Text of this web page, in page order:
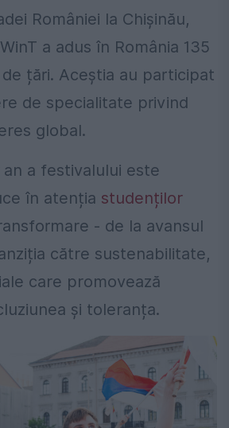
României la Chișinău,
a adus în România 135
țări. Aceștia au participat
de specialitate privind
global.
a festivalului este
în atenția studenților
- de la avansul
către sustenabilitate,
care promovează
și toleranța.